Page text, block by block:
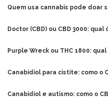
Quem usa cannabis pode doar
Doctor (CBD) ou CBD 3000:
Purple Wreck ou THC 1800:
Canabidiol para cistite: como o
Canabidiol e autismo: como o